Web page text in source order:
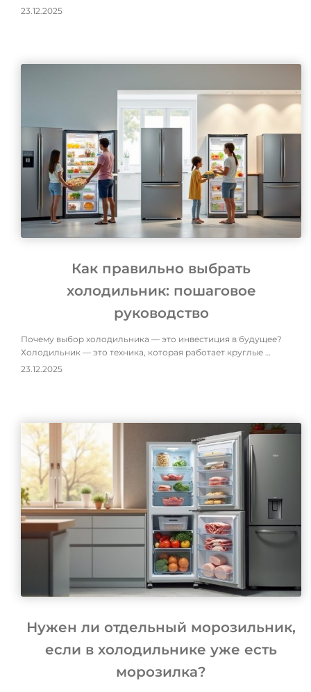
23.12.2025
Как правильно выбрать
холодильник: пошаговое
руководство
Почему выбор холодильника — это инвестиция в будущее?
Холодильник — это техника, которая работает круглые …
23.12.2025
Нужен ли отдельный морозильник,
если в холодильнике уже есть
морозилка?